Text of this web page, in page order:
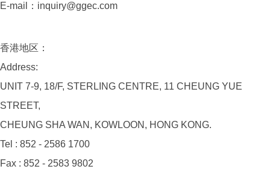
E-mail：inquiry@ggec.com
香港地区：
Address:
UNIT 7-9, 18/F, STERLING CENTRE, 11 CHEUNG YUE
STREET,
CHEUNG SHA WAN, KOWLOON, HONG KONG.
Tel : 852 - 2586 1700
Fax : 852 - 2583 9802